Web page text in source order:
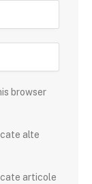
browser
alte
articole